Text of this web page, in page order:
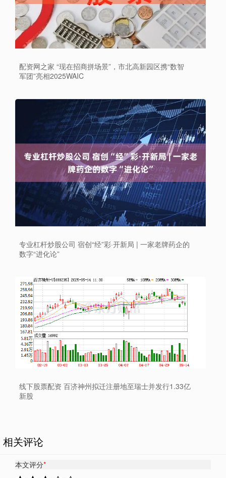
配资网之家 “现在招商拼场景”，市北高新园区携“数智
军团”亮相2025WAIC
专业杠杆炒股公司 宿创“经”彩·开新局 | 一家老牌药企的
数字“进化论”
线下股票配资 百济神州拟迁注册地至瑞士并发行1.33亿
新股
相关评论
本文评分*